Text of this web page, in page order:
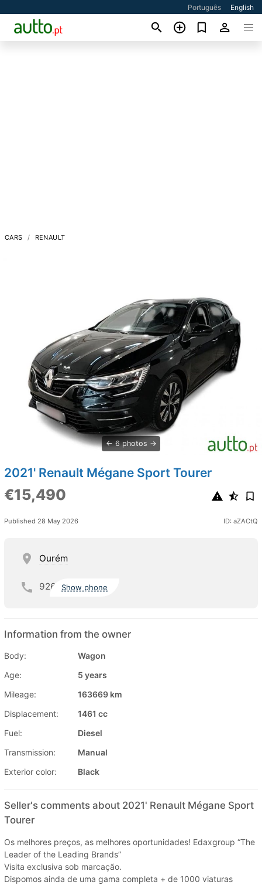
Português English
CARS RENAULT
6 photos
2021' Renault Mégane Sport Tourer
€15,490
Published 28 May 2026 ID: aZACtQ
Ourém
926 Show phone
Information from the owner
Body:
Wagon
Age:
5 years
Mileage:
163669 km
Displacement:
1461 cc
Fuel:
Diesel
Transmission:
Manual
Exterior color:
Black
Seller's comments about 2021' Renault Mégane Sport
Tourer
Os melhores preços, as melhores oportunidades! Edaxgroup “The
Leader of the Leading Brands”
Visita exclusiva sob marcação.
Dispomos ainda de uma gama completa + de 1000 viaturas